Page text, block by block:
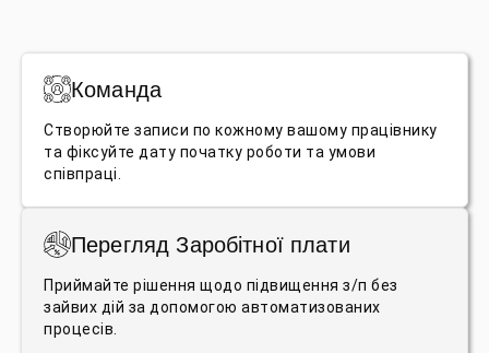
Команда
Створюйте записи по кожному вашому працівнику
та фіксуйте дату початку роботи та умови
співпраці.
Перегляд Заробітної плати
Приймайте рішення щодо підвищення з/п без
зайвих дій за допомогою автоматизованих
процесів.